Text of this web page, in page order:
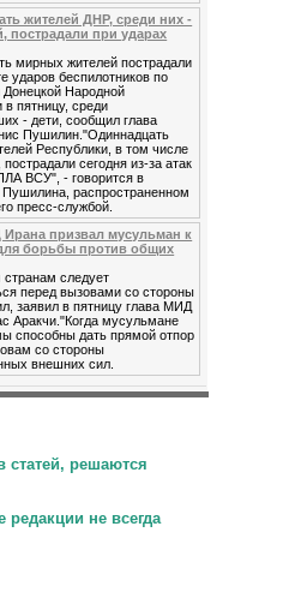
жителей ДНР, среди них -
пострадали при ударах
мирных жителей пострадали
ударов беспилотников по
Донецкой Народной
в пятницу, среди
- дети, сообщил глава
Пушилин."Одиннадцать
Республики, в том числе
пострадали сегодня из-за атак
ВСУ", - говорится в
распространенном
пресс-службой.
призвал мусульман к
борьбы против общих
следует
перед вызовами со стороны
заявил в пятницу глава МИД
Аракчи."Когда мусульмане
способны дать прямой отпор
со стороны
внешних сил.
статей, решаются
редакции не всегда